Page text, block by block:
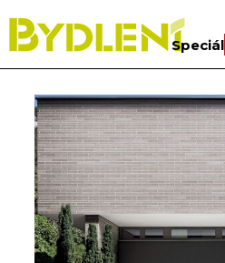
Speciál